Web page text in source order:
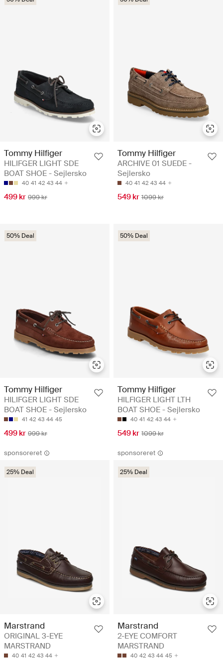
Tommy Hilfiger
HILIFGER LIGHT SDE
BOAT SHOE - Sejlersko
40 41 42 43 44
499 kr 999 kr
Tommy Hilfiger
ARCHIVE 01 SUEDE -
Sejlersko
40 41 42 43 44
549 kr 1099 kr
50% Deal
Tommy Hilfiger
HILIFGER LIGHT SDE
BOAT SHOE - Sejlersko
41 42 43 44 45
499 kr 999 kr
50% Deal
Tommy Hilfiger
HILFIGER LIGHT LTH
BOAT SHOE - Sejlersko
40 41 42 43 44
549 kr 1099 kr
sponsoreret
25% Deal
Marstrand
ORIGINAL 3-EYE
MARSTRAND
40 41 42 43 44
sponsoreret
25% Deal
Marstrand
2-EYE COMFORT
MARSTRAND
40 42 43 44 45